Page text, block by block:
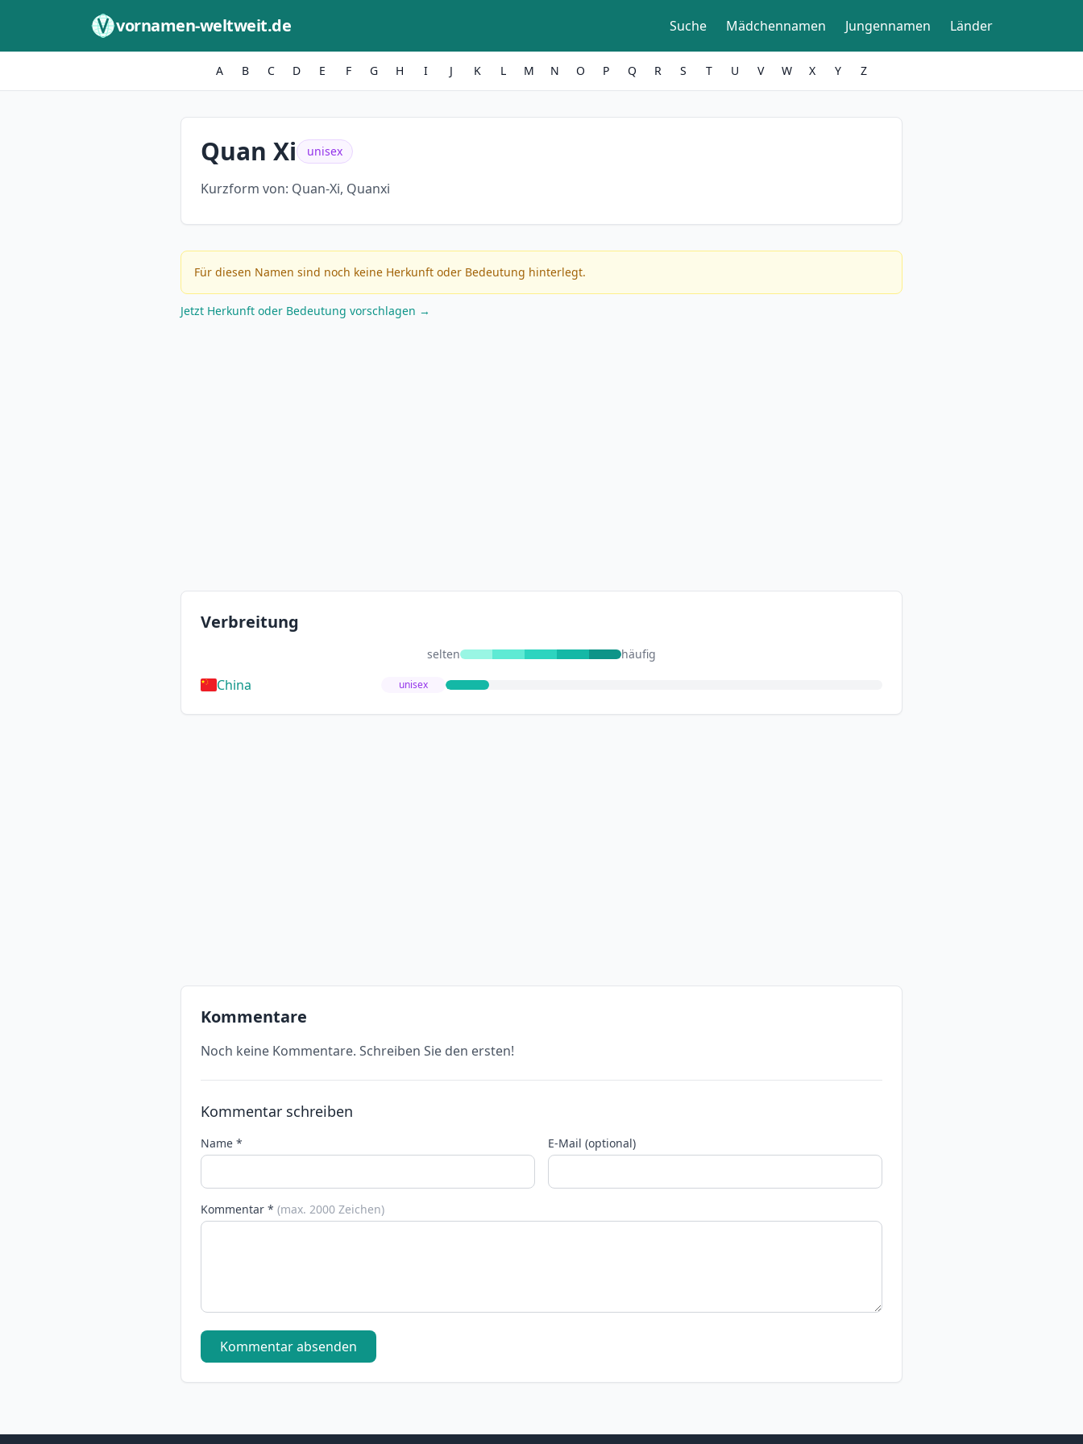
vornamen-weltweit.de Suche Mädchennamen Jungennamen Länder
A B C D E F G H I J K L M N O P Q R S T U V W X Y Z
Quan Xi unisex
Kurzform von: Quan-Xi, Quanxi
Für diesen Namen sind noch keine Herkunft oder Bedeutung hinterlegt.
Jetzt Herkunft oder Bedeutung vorschlagen →
Verbreitung
selten häufig
China unisex
Kommentare
Noch keine Kommentare. Schreiben Sie den ersten!
Kommentar schreiben
Name * E-Mail (optional)
Kommentar * (max. 2000 Zeichen)
Kommentar absenden